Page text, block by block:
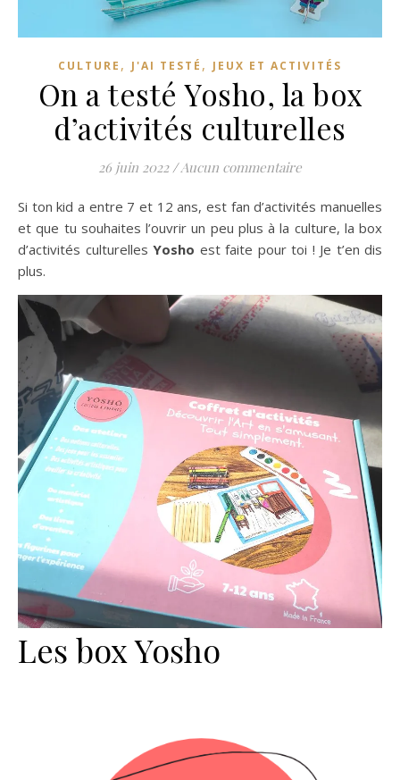
CULTURE , J'AI TESTÉ , JEUX ET ACTIVITÉS
On a testé Yosho, la box
d’activités culturelles
26 juin 2022 /Aucun commentaire
Si ton kid a entre 7 et 12 ans, est fan d’activités manuelles
et que tu souhaites l’ouvrir un peu plus à la culture, la box
d’activités culturelles Yosho est faite pour toi ! Je t’en dis
plus.
Les box Yosho